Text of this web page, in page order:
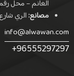
الغانم – محل رقم
مصانع:الري
info@alwawan.com
+96555297297